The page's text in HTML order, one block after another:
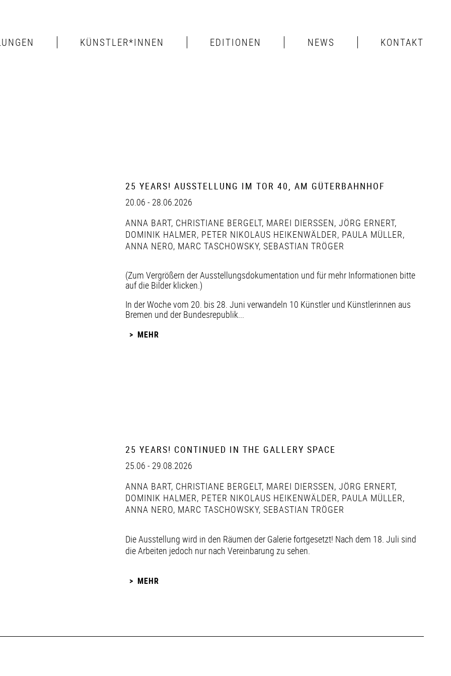
KÜNSTLER*INNEN EDITIONEN NEWS KONTAKT
25 YEARS! AUSSTELLUNG IM TOR 40, AM GÜTERBAHNHOF
20.06 - 28.06.2026
ANNA BART, CHRISTIANE BERGELT, MAREI DIERSSEN , JÖRG ERNERT,
DOMINIK HALMER, PETER NIKOLAUS HEIKENWÄLDER, PAULA MÜLLER,
ANNA NERO, MARC TASCHOWSKY, SEBASTIAN TRÖGER
(Zum Vergrößern der Ausstellungsdokumentation und für mehr Informationen bitte
auf die Bilder klicken.)
In der Woche vom 20. bis 28. Juni verwandeln 10 Künstler und Künstlerinnen aus
Bremen und der Bundesrepublik...
MEHR
25 YEARS! CONTINUED IN THE GALLERY SPACE
25.06 - 29.08.2026
ANNA BART, CHRISTIANE BERGELT, MAREI DIERSSEN , JÖRG ERNERT,
DOMINIK HALMER, PETER NIKOLAUS HEIKENWÄLDER, PAULA MÜLLER,
ANNA NERO, MARC TASCHOWSKY, SEBASTIAN TRÖGER
Die Ausstellung wird in den Räumen der Galerie fortgesetzt! Nach dem 18. Juli sind
die Arbeiten jedoch nur nach Vereinbarung zu sehen.
MEHR